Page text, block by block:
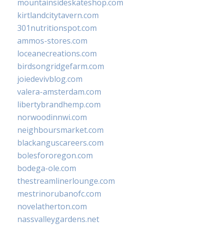
mountainsideskateshop.com
kirtlandcitytavern.com
301nutritionspot.com
ammos-stores.com
loceanecreations.com
birdsongridgefarm.com
joiedevivblog.com
valera-amsterdam.com
libertybrandhemp.com
norwoodinnwi.com
neighboursmarket.com
blackanguscareers.com
bolesfororegon.com
bodega-ole.com
thestreamlinerlounge.com
mestrinorubanofc.com
novelatherton.com
nassvalleygardens.net